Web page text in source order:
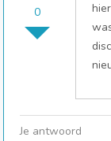
0
Je antwoord